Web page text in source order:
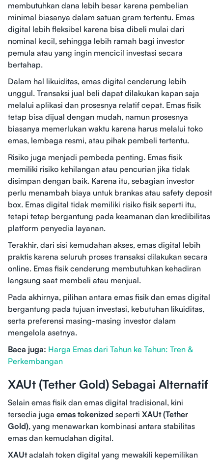
membutuhkan dana lebih besar karena pembelian
minimal biasanya dalam satuan gram tertentu. Emas
digital lebih fleksibel karena bisa dibeli mulai dari
nominal kecil, sehingga lebih ramah bagi investor
pemula atau yang ingin mencicil investasi secara
bertahap.
Dalam hal likuiditas, emas digital cenderung lebih
unggul. Transaksi jual beli dapat dilakukan kapan saja
melalui aplikasi dan prosesnya relatif cepat. Emas fisik
tetap bisa dijual dengan mudah, namun prosesnya
biasanya memerlukan waktu karena harus melalui toko
emas, lembaga resmi, atau pihak pembeli tertentu.
Risiko juga menjadi pembeda penting. Emas fisik
memiliki risiko kehilangan atau pencurian jika tidak
disimpan dengan baik. Karena itu, sebagian investor
perlu menambah biaya untuk brankas atau safety deposit
box. Emas digital tidak memiliki risiko fisik seperti itu,
tetapi tetap bergantung pada keamanan dan kredibilitas
platform penyedia layanan.
Terakhir, dari sisi kemudahan akses, emas digital lebih
praktis karena seluruh proses transaksi dilakukan secara
online. Emas fisik cenderung membutuhkan kehadiran
langsung saat membeli atau menjual.
Pada akhirnya, pilihan antara emas fisik dan emas digital
bergantung pada tujuan investasi, kebutuhan likuiditas,
serta preferensi masing-masing investor dalam
mengelola asetnya.
Baca juga: Harga Emas dari Tahun ke Tahun: Tren &
Perkembangan
XAUt (Tether Gold) Sebagai Alternatif
Selain emas fisik dan emas digital tradisional, kini
tersedia juga emas tokenized seperti XAUt (Tether
Gold), yang menawarkan kombinasi antara stabilitas
emas dan kemudahan digital.
XAUtadalah token digital yang mewakili kepemilikan